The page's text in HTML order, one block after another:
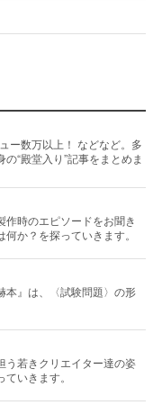
ー数万以上！ などなど。多
“殿堂入り”記事をまとめま
時のエピソードをお聞き
か？を探っていきます。
本』は、〈試験問題〉の形
う若きクリエイター達の姿
いきます。